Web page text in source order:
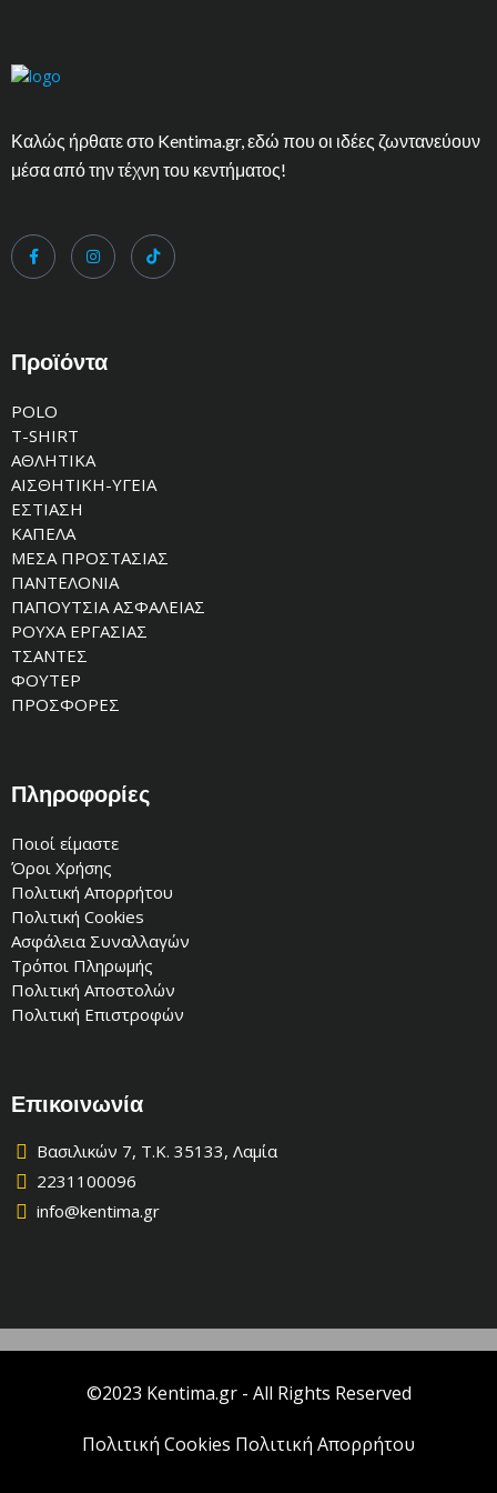
Καλώς ήρθατε στο Kentima.gr, εδώ που οι ιδέες ζωντανεύουν
μέσα από την τέχνη του κεντήματος!
Προϊόντα
POLO
T-SHIRT
ΑΘΛΗΤΙΚΑ
ΑΙΣΘΗΤΙΚΗ-ΥΓΕΙΑ
ΕΣΤΙΑΣΗ
ΚΑΠΕΛΑ
ΜΕΣΑ ΠΡΟΣΤΑΣΙΑΣ
ΠΑΝΤΕΛΟΝΙΑ
ΠΑΠΟΥΤΣΙΑ ΑΣΦΑΛΕΙΑΣ
ΡΟΥΧΑ ΕΡΓΑΣΙΑΣ
ΤΣΑΝΤΕΣ
ΦΟΥΤΕΡ
ΠΡΟΣΦΟΡΕΣ
Πληροφορίες
Ποιοί είμαστε
Όροι Χρήσης
Πολιτική Απορρήτου
Πολιτική Cookies
Ασφάλεια Συναλλαγών
Τρόποι Πληρωμής
Πολιτική Αποστολών
Πολιτική Επιστροφών
Επικοινωνία
Βασιλικών 7, Τ.Κ. 35133, Λαμία
2231100096
info@kentima.gr
©2023 Kentima.gr - All Rights Reserved
Πολιτική Cookies Πολιτική Απορρήτου